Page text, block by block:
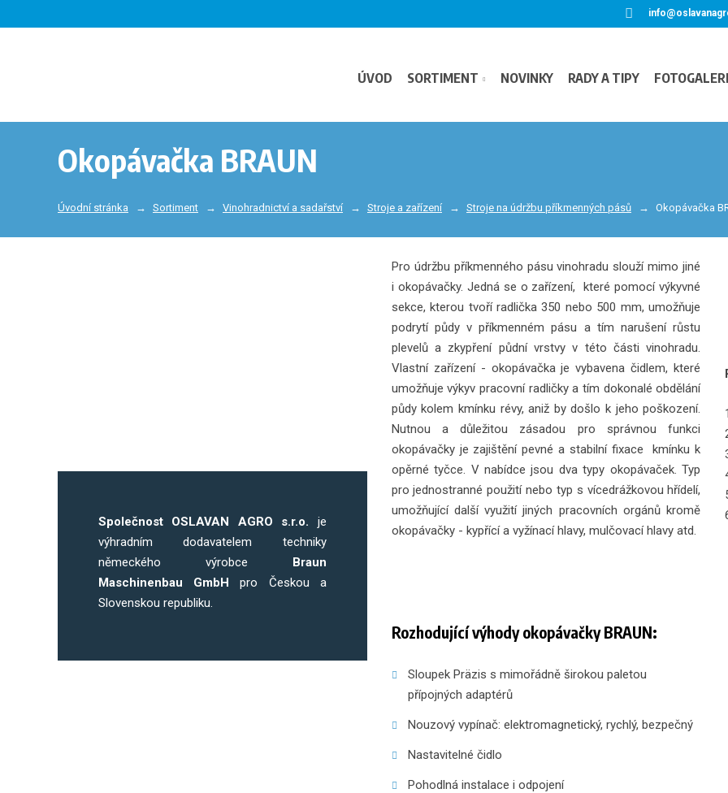
ÚVOD SORTIMENT NOVINKY RADY A TIPY
Okopávačka BRAUN
Úvodní stránka Sortiment Vinohradnictví a sadařství Stroje a zařízení Stroje na údržbu příkmenných pásů Okopávačka
Společnost OSLAVAN AGRO s.r.o. je
výhradním dodavatelem techniky
německého výrobce Braun
Maschinenbau GmbH pro Českou a
Slovenskou republiku.
Pro údržbu příkmenného pásu vinohradu slouží mimo jiné
i okopávačky. Jedná se o zařízení, které pomocí výkyvné
sekce, kterou tvoří radlička 350 nebo 500 mm, umožňuje
podrytí půdy v příkmenném pásu a tím narušení růstu
plevelů a zkypření půdní vrstvy v této části vinohradu.
Vlastní zařízení - okopávačka je vybavena čidlem, které
umožňuje výkyv pracovní radličky a tím dokonalé obdělání
půdy kolem kmínku révy, aniž by došlo k jeho poškození.
Nutnou a důležitou zásadou pro správnou funkci
okopávačky je zajištění pevné a stabilní fixace kmínku k
opěrné tyčce. V nabídce jsou dva typy okopávaček. Typ
pro jednostranné použití nebo typ s vícedrážkovou hřídelí,
umožňující další využití jiných pracovních orgánů kromě
okopávačky - kypřící a vyžínací hlavy, mulčovací hlavy atd.
Rozhodující výhody okopávačky BRAUN:
Sloupek Präzis s mimořádně širokou paletou
přípojných adaptérů
Nouzový vypínač: elektromagnetický, rychlý, bezpečný
Nastavitelné čidlo
Pohodlná instalace i odpojení